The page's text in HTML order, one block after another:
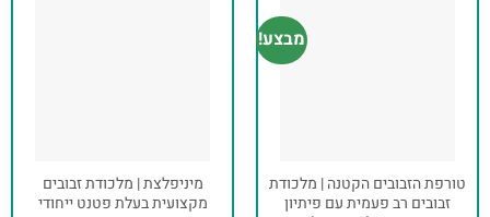
מבצע!
טורפת הזבובים הקטנה | מלכודת
זבובים רב פעמית עם פיתיון
מיניפלצת | מלכודת זבובים
מקצועית בעלת פטנט ייחודי